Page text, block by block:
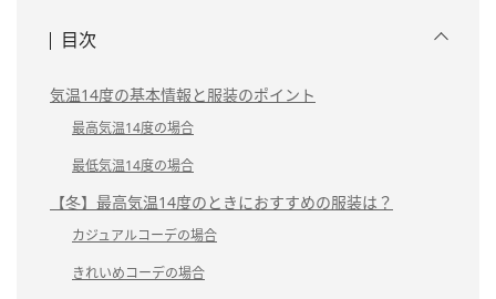
目次
気温14度の基本情報と服装のポイント
最高気温14度の場合
最低気温14度の場合
【冬】最高気温14度のときにおすすめの服装は？
カジュアルコーデの場合
きれいめコーデの場合